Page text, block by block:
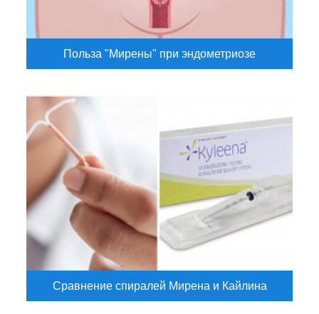
Польза "Мирены" при эндометриозе
Сравнение спиралей Мирена и Кайлина